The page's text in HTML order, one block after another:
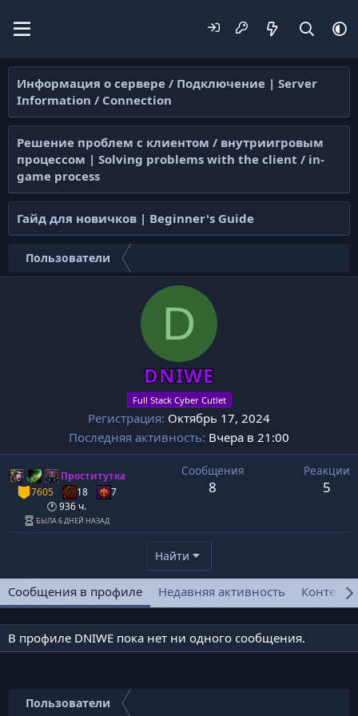
Информация о сервере / Подключение | Server
Information / Connection
Решение проблем с клиентом / внутриигровым
процессом | Solving problems with the client / in-
game process
Гайд для новичков | Beginner's Guide
Пользователи
D
DNIWE
Full Stack Cyber Cutlet
Регистрация Октябрь 17, 2024
Последняя активность Вчера в 21:00
Проститутка
7605
18
7
🕐 936 ч.
БЫЛA 6 ДНЕЙ НАЗАД
Сообщения
8
Реакции
5
Найти
Сообщения в профиле Недавняя активность Контент
В профиле DNIWE пока нет ни одного сообщения.
Пользователи